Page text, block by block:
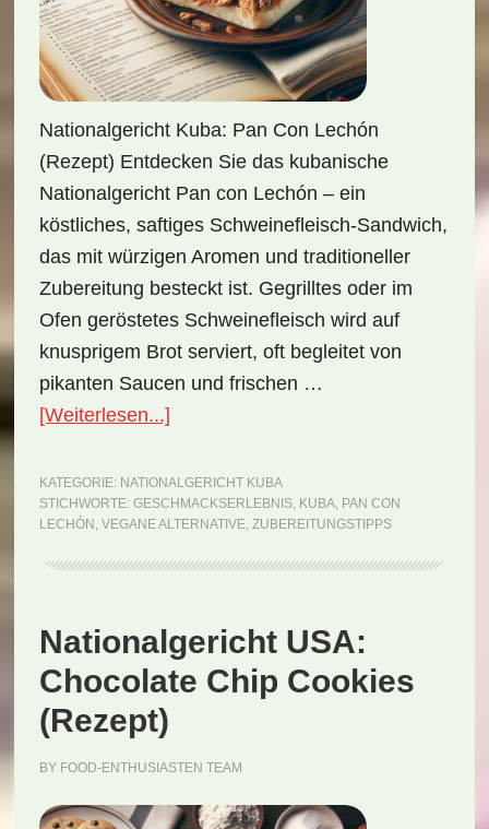
Nationalgericht Kuba: Pan Con Lechón
(Rezept) Entdecken Sie das kubanische
Nationalgericht Pan con Lechón – ein
köstliches, saftiges Schweinefleisch-Sandwich,
das mit würzigen Aromen und traditioneller
Zubereitung besteckt ist. Gegrilltes oder im
Ofen geröstetes Schweinefleisch wird auf
knusprigem Brot serviert, oft begleitet von
pikanten Saucen und frischen …
[Weiterlesen...]ÜberNationalgericht
Pan
con
(Rezept)
KATEGORIE: NATIONALGERICHT KUBA
STICHWORTE: GESCHMACKSERLEBNIS, KUBA, PAN CON
LECHÓN , VEGANE ALTERNATIVE, ZUBEREITUNGSTIPPS
Nationalgericht USA:
Chocolate Chip Cookies
(Rezept)
BY FOOD-ENTHUSIASTEN TEAM